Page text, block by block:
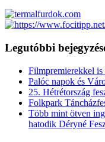
Legutóbbi
Filmpremierekkel
Palóc napok és
25. Hétrétország
Folkpark
Több mint ötven
hatodik Déryné